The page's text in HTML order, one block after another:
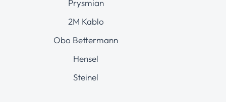
Prysmian
2M Kablo
Obo Bettermann
Hensel
Steinel